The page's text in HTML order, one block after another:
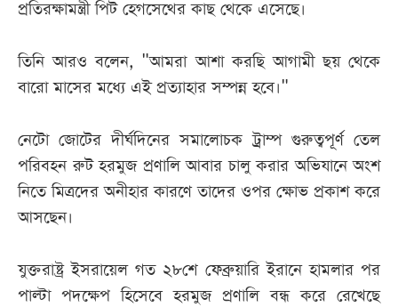
প্রতিরক্ষামন্ত্রী পিট হেগসেথের কাছ থেকে এসেছে।
তিনি আরও বলেন, "আমরা আশা করছি আগামী ছয় থেকে
বারো মাসের মধ্যে এই প্রত্যাহার সম্পন্ন হবে।"
নেটো জোটের দীর্ঘদিনের সমালোচক ট্রাম্প গুরুত্বপূর্ণ তেল
পরিবহন রুট হরমুজ প্রণালি আবার চালু করার অভিযানে অংশ
নিতে মিত্রদের অনীহার কারণে তাদের ওপর ক্ষোভ প্রকাশ করে
আসছেন।
যুক্তরাষ্ট্র ইসরায়েল গত ২৮শে ফেব্রুয়ারি ইরানে হামলার পর
পাল্টা পদক্ষেপ হিসেবে হরমুজ প্রণালি বন্ধ করে রেখেছে